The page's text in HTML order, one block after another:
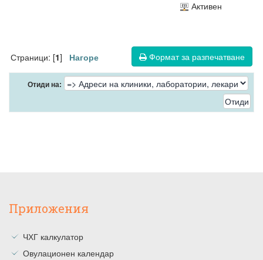
Активен
Формат за разпечатване
Страници: [1] Нагоре
Отиди на:
Приложения
ЧХГ калкулатор
Овулационен календар